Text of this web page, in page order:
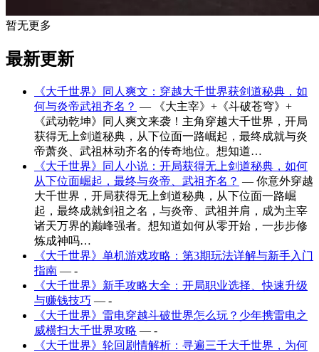
暂无更多
最新更新
《大千世界》同人爽文：穿越大千世界获剑道秘典，如
何与炎帝武祖齐名？ — 《大主宰》+《斗破苍穹》+
《武动乾坤》同人爽文来袭！主角穿越大千世界，开局
获得无上剑道秘典，从下位面一路崛起，最终成就与炎
帝萧炎、武祖林动齐名的传奇地位。想知道…
《大千世界》同人小说：开局获得无上剑道秘典，如何
从下位面崛起，最终与炎帝、武祖齐名？ — 你意外穿越
大千世界，开局获得无上剑道秘典，从下位面一路崛
起，最终成就剑祖之名，与炎帝、武祖并肩，成为主宰
诸天万界的巅峰强者。想知道如何从零开始，一步步修
炼成神吗…
《大千世界》单机游戏攻略：第3期玩法详解与新手入门
指南 — -
《大千世界》新手攻略大全：开局职业选择、快速升级
与赚钱技巧 — -
《大千世界》雷电穿越斗破世界怎么玩？少年携雷电之
威横扫大千世界攻略 — -
《大千世界》轮回剧情解析：寻遍三千大千世界，为何